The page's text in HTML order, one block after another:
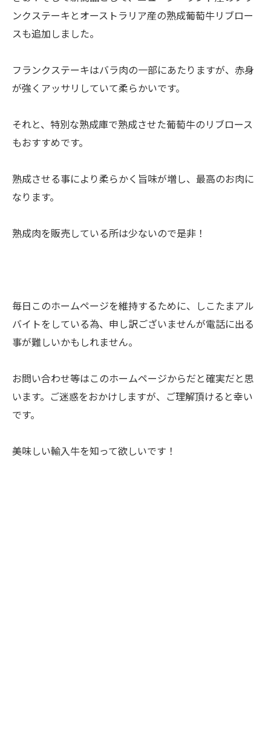
ンクステーキとオーストラリア産の熟成葡萄牛リブロー
スも追加しました。
フランクステーキはバラ肉の一部にあたりますが、赤身
が強くアッサリしていて柔らかいです。
それと、特別な熟成庫で熟成させた葡萄牛のリブロース
もおすすめです。
熟成させる事により柔らかく旨味が増し、最高のお肉に
なります。
熟成肉を販売している所は少ないので是非！
毎日このホームページを維持するために、しこたまアル
バイトをしている為、申し訳ございませんが電話に出る
事が難しいかもしれません。
お問い合わせ等はこのホームページからだと確実だと思
います。ご迷惑をおかけしますが、ご理解頂けると幸い
です。
美味しい輸入牛を知って欲しいです！